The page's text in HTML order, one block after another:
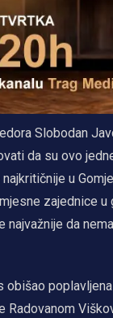
Slobodan
da su ovo
u
zajednice u
najvažnije da
obišao
Radovanom